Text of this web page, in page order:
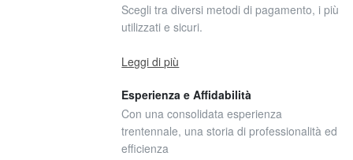
Scegli tra diversi metodi di pagamento, i più
utilizzati e sicuri.
Leggi di più
Esperienza e Affidabilità
Con una consolidata esperienza
trentennale, una storia di professionalità ed
efficienza